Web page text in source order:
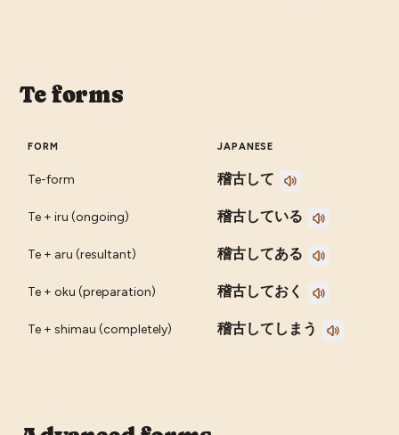
Te forms
FORM JAPANESE
Te-form 稽古して
Te + iru (ongoing) 稽古している
Te + aru (resultant) 稽古してある
Te + oku (preparation) 稽古しておく
Te + shimau (completely) 稽古してしまう